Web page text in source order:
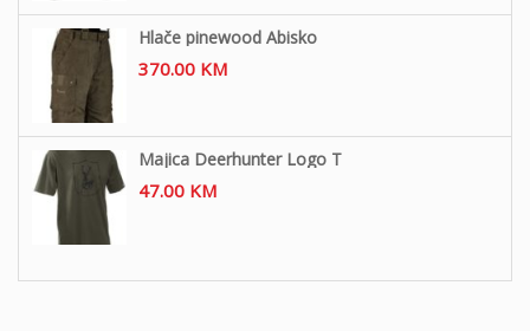
Hlače pinewood Abisko
370.00 KM
Majica Deerhunter Logo T
47.00 KM